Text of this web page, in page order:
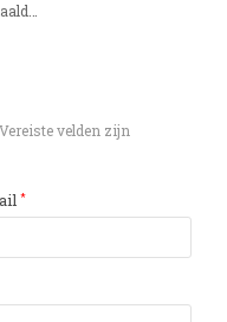
Vereiste velden zijn
*